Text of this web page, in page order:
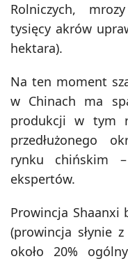
Rolniczych,
tysięcy akrów
hektara).
Na ten moment
w Chinach ma
produkcji w tym
przedłużonego
rynku chińskim
ekspertów.
Prowincja Shaanxi
(prowincja słynie
około 20%